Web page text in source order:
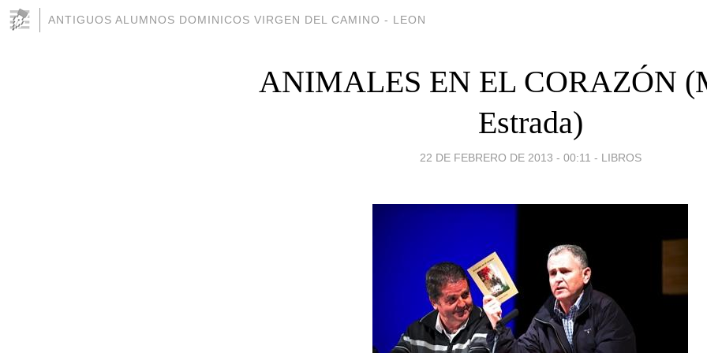
ANTIGUOS ALUMNOS DOMINICOS VIRGEN DEL CAMINO - LEON
ANIMALES EN EL CORAZÓN
Estrada)
22 DE FEBRERO DE 2013 - 00:11 - LIBROS